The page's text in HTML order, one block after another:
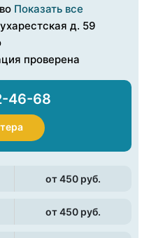
Показать все
д. 59
проверена
46-68
от 450 pуб.
от 450 pуб.